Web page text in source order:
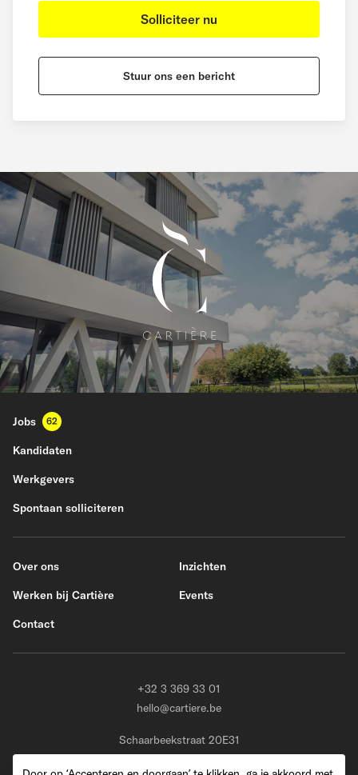
Solliciteer nu
Stuur ons een bericht
Jobs 62
Kandidaten
Werkgevers
Spontaan solliciteren
Over ons
Werken bij Cartière
Contact
Inzichten
Events
+32 3 369 33 01
hello@cartiere.be
Schaarbeekstraat 20E31
BE-9120 Melsele (Beveren)